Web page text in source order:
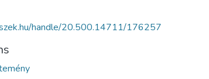
handle/20.500.14711/176257